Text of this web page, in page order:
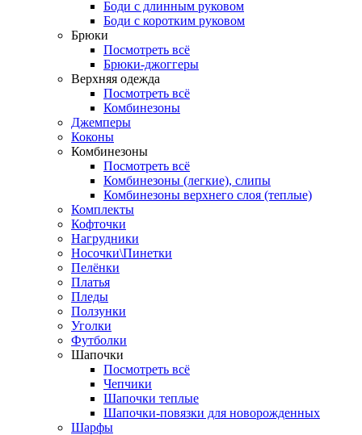
Боди с длинным руковом
Боди с коротким руковом
Брюки
Посмотреть всё
Брюки-джоггеры
Верхняя одежда
Посмотреть всё
Комбинезоны
Джемперы
Коконы
Комбинезоны
Посмотреть всё
Комбинезоны (легкие), слипы
Комбинезоны верхнего слоя (теплые)
Комплекты
Кофточки
Нагрудники
Носочки\Пинетки
Пелёнки
Платья
Пледы
Ползунки
Уголки
Футболки
Шапочки
Посмотреть всё
Чепчики
Шапочки теплые
Шапочки-повязки для новорожденных
Шарфы